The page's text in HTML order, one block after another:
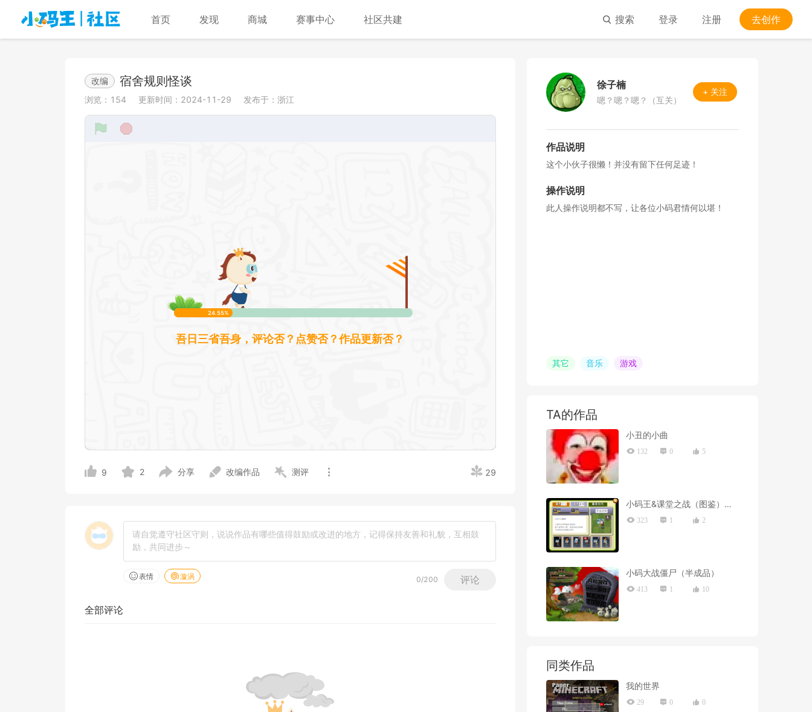
首页 发现 商城 赛事中心 社区共建 搜索 登录 注册 去创作
改编 宿舍规则怪谈
浏览： 154 更新时间： 2024-11-29 发布于： 浙江
9 2 分享 改编作品 测评 29
表情 漩涡 0/200 评论
全部评论
徐子楠
嗯？嗯？嗯？（互关）
+ 关注
作品说明
这个小伙子很懒！并没有留下任何足迹！
操作说明
此人操作说明都不写，让各位小码君情何以堪！
其它 音乐 游戏
TA的作品
小丑的小曲
132 0 5
小码王&课堂之战（图鉴）半成品
323 1 2
小码大战僵尸（半成品）
413 1 10
同类作品
我的世界
29 0 0